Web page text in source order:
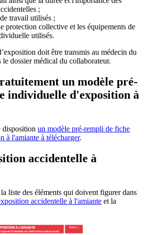
;
travail utilisés ;
protection collective et les équipements de
utilisés.
doit être transmis au médecin du
le dossier médical du collaborateur.
un modèle pré-
individuelle d'exposition à
un modèle pré-rempli de fiche
à l'amiante à télécharger.
accidentelle à
liste des éléments qui doivent figurer dans
accidentelle à l'amiante et la